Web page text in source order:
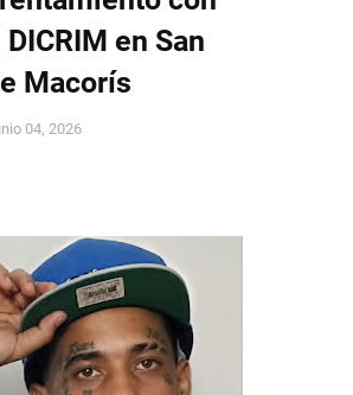
en San
Macorís
04, 2026